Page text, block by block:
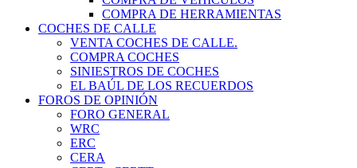
COMPRA DE HERRAMIENTAS
COCHES DE CALLE
VENTA COCHES DE CALLE.
COMPRA COCHES
SINIESTROS DE COCHES
EL BAÚL DE LOS RECUERDOS
FOROS DE OPINIÓN
FORO GENERAL
WRC
ERC
CERA